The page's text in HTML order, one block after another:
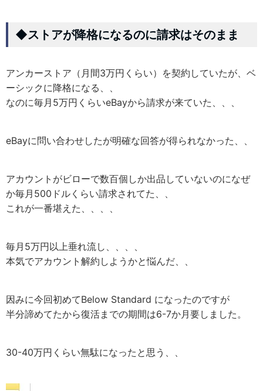
◆ストアが降格になるのに請求はそのまま
アンカーストア（月間3万円くらい）を契約していたが、ベ
ーシックに降格になる、、
なのに毎月5万円くらいeBayから請求が来ていた、、、
eBayに問い合わせしたが明確な回答が得られなかった、、
アカウントがビローで数百個しか出品していないのになぜ
か毎月500ドルくらい請求されてた、、
これが一番堪えた、、、、
毎月5万円以上垂れ流し、、、、
本気でアカウント解約しようかと悩んだ、、
因みに今回初めてBelow Standard になったのですが
半分諦めてたから復活までの期間は6-7か月要しました。
30-40万円くらい無駄になったと思う、、